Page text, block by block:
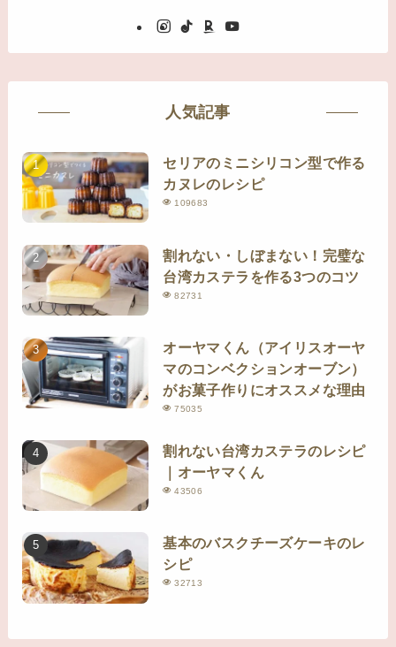
人気記事
セリアのミニシリコン型で作る
カヌレのレシピ
109683
割れない・しぼまない！完璧な
台湾カステラを作る3つのコツ
82731
オーヤマくん（アイリスオーヤ
マのコンベクションオーブン）
がお菓子作りにオススメな理由
75035
割れない台湾カステラのレシピ
｜オーヤマくん
43506
基本のバスクチーズケーキのレ
シピ
32713